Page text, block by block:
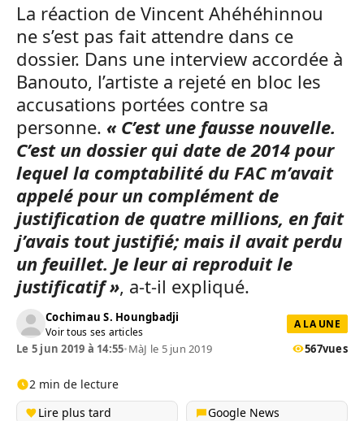
La réaction de Vincent Ahéhéhinnou
ne s’est pas fait attendre dans ce
dossier. Dans une interview accordée à
Banouto, l’artiste a rejeté en bloc les
accusations portées contre sa
personne. « C’est une fausse nouvelle.
C’est un dossier qui date de 2014 pour
lequel la comptabilité du FAC m’avait
appelé pour un complément de
justification de quatre millions, en fait
j’avais tout justifié; mais il avait perdu
un feuillet. Je leur ai reproduit le
justificatif », a-t-il expliqué.
Cochimau S. Houngbadji
Voir tous ses articles
A LA UNE
Le 5 jun 2019 à 14:55•MàJ le 5 jun 2019 567vues
2 min de lecture
Lire plus tard
Google News